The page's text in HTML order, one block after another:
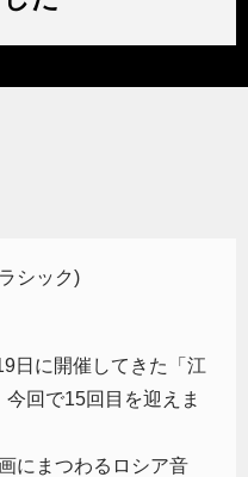
シック)
日に開催してきた「江
回で15回目を迎えま
にまつわるロシア音